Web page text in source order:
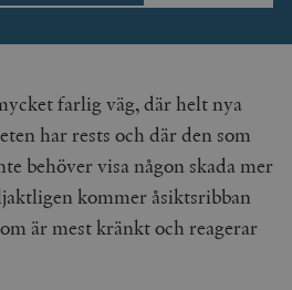
farlig väg, där helt nya
har rests och där den som
behöver visa någon skada mer
kommer åsiktsribban
är mest kränkt och reagerar